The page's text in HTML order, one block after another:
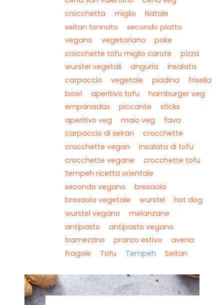
crocchetta
miglio
Natale
seitan tonnato
secondo piatto
vegano
vegetariano
poke
crocchette tofu miglio carote
pizza
wurstel vegetali
anguria
insalata
carpaccio
vegetale piadina
frisella
bowl
aperitivo tofu
hamburger veg
empanadas
piccante
sticks
aperitivo veg
maio veg
fava
carpaccio di seiran
crocchette
crocchette vegan
insalata di tofu
crocchette vegane
crocchette tofu
tempeh ricetta orientale
secondo vegano
bresaola
bresaola vegetale
wurstel
hot dog
wurstel vegano
melanzane
antipasto
antipasto vegano
tramezzino
pranzo estivo
avena
fragole
Tofu Tempeh Seitan